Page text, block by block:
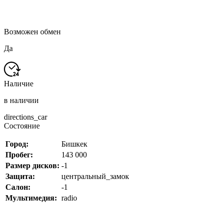
Возможен обмен
Да
Наличие
в наличии
directions_car
Состояние
Город:
Бишкек
Пробег:
143 000
Размер дисков: -1
Защита:
центральный_замок
Салон:
-1
Мультимедия: radio